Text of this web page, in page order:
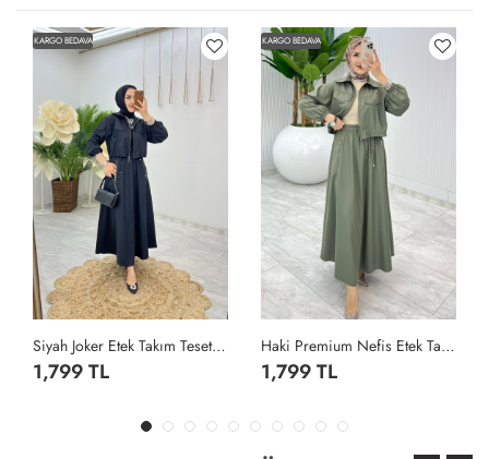
KARGO BEDAVA
Siyah Joker Etek Takım Tesettür Giyim Siyah
1,799 TL
KARGO BEDAVA
Haki Premium Nefis Etek Takım Tesettür Giyim Haki
1,799 TL